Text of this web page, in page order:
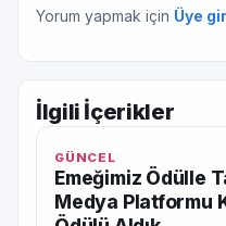
Yorum yapmak için Üye
İlgili İçerikler
GÜNCEL
Emeğimiz Ödülle
Medya Platformu